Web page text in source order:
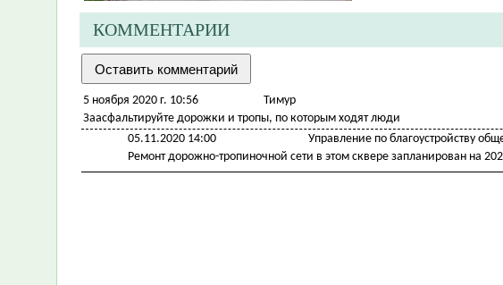
КОММЕНТАРИИ
5 ноября 2020 г. 10:56
Тимур
Заасфальтируйте дорожки и тропы, по которым ходят люди
05.11.2020 14:00
Управление по благоустройству
Ремонт дорожно-тропиночной сети в этом сквере запланирован на